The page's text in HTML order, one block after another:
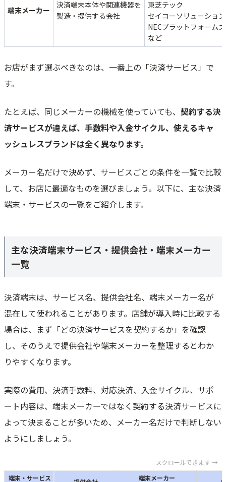
端末メーカー
決済端末本体や関連機器を
製造・提供する会社
東芝テック
セイコーソリューショ
NECプラットフォームズ
など
お店がまず選ぶべきなのは、一番上の「決済サービス」で
す。
たとえば、同じメーカーの機械を使っていても、 契約する決
済サービスが違えば、手数料や入金サイクル、使えるキャ
ッシュレスブランドは全く異なります。
メーカー名だけで決めず、サービスごとの条件を一覧で比較
して、お店に最適なものを選びましょう。以下に、主な決済
端末・サービスの一覧をご紹介します。
主な決済端末サービス・提供会社・端末メーカー
一覧
決済端末は、サービス名、提供会社名、端末メーカー名が
混在して使われることがあります。店舗が導入時に比較する
場合は、まず「どの決済サービスを契約するか」を確認
し、そのうえで提供会社や端末メーカーを整理するとわか
りやすくなります。
実際の費用、決済手数料、対応決済、入金サイクル、サポ
ート内容は、端末メーカーではなく契約する決済サービスに
よって決まることが多いため、メーカー名だけで判断しない
ようにしましょう。
スクロールできます →
端末・サービス
端末メーカー